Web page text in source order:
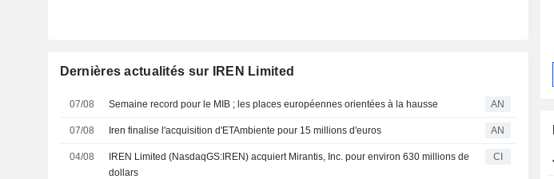
Dernières actualités sur IREN Limited
07/08 Semaine record pour le MIB ; les places européennes orientées à la hausse AN
07/08 Iren finalise l'acquisition d'ETAmbiente pour 15 millions d'euros AN
04/08
IREN Limited (NasdaqGS:IREN) acquiert Mirantis, Inc. pour environ 630 millions de
dollars
CI